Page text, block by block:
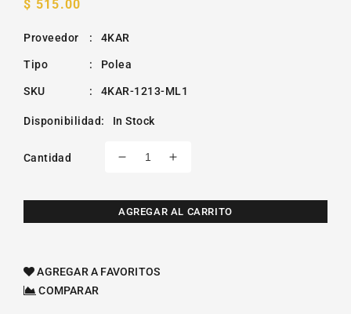
Precio
$ 515.00
Proveedor : 4KAR
Tipo : Polea
SKU : 4KAR-1213-ML1
Disponibilidad: In Stock
Cantidad
Reducir
para
Polea
Courier
Aumentar
para
Polea
AGREGAR AL CARRITO
AGREGAR A FAVORITOS
COMPARAR